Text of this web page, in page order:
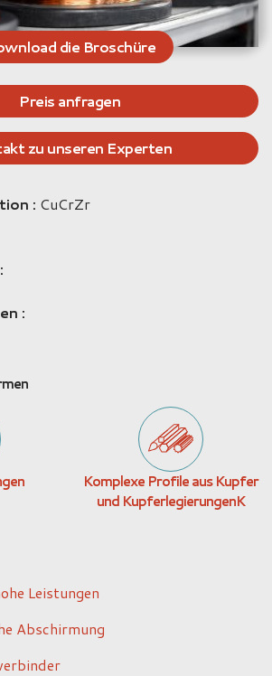
die Broschüre
Preis anfragen
zu unseren Experten
: CuCrZr
:
Komplexe Profile aus Kupfer
und KupferlegierungenK
Leistungen
Abschirmung